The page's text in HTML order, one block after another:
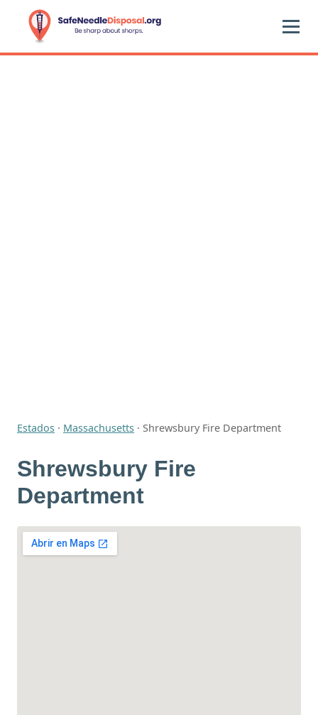
Estados · Massachusetts · Shrewsbury Fire Department
Shrewsbury Fire
Department